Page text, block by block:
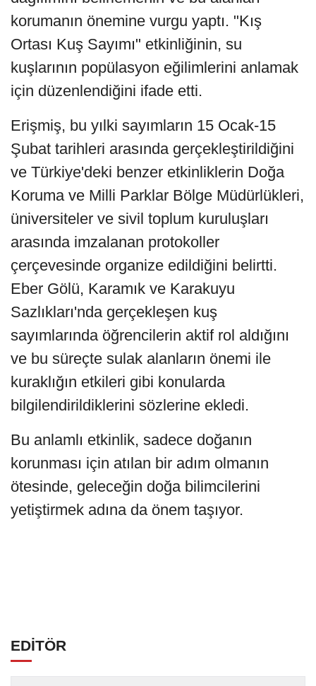
korumanın önemine vurgu yaptı. "Kış
Ortası Kuş Sayımı" etkinliğinin, su
kuşlarının popülasyon eğilimlerini anlamak
için düzenlendiğini ifade etti.
Erişmiş, bu yılki sayımların 15 Ocak-15
Şubat tarihleri arasında gerçekleştirildiğini
ve Türkiye'deki benzer etkinliklerin Doğa
Koruma ve Milli Parklar Bölge Müdürlükleri,
üniversiteler ve sivil toplum kuruluşları
arasında imzalanan protokoller
çerçevesinde organize edildiğini belirtti.
Eber Gölü, Karamık ve Karakuyu
Sazlıkları'nda gerçekleşen kuş
sayımlarında öğrencilerin aktif rol aldığını
ve bu süreçte sulak alanların önemi ile
kuraklığın etkileri gibi konularda
bilgilendirildiklerini sözlerine ekledi.
Bu anlamlı etkinlik, sadece doğanın
korunması için atılan bir adım olmanın
ötesinde, geleceğin doğa bilimcilerini
yetiştirmek adına da önem taşıyor.
EDİTÖR